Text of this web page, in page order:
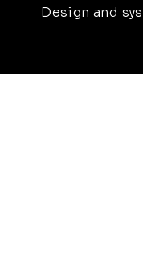
Design and